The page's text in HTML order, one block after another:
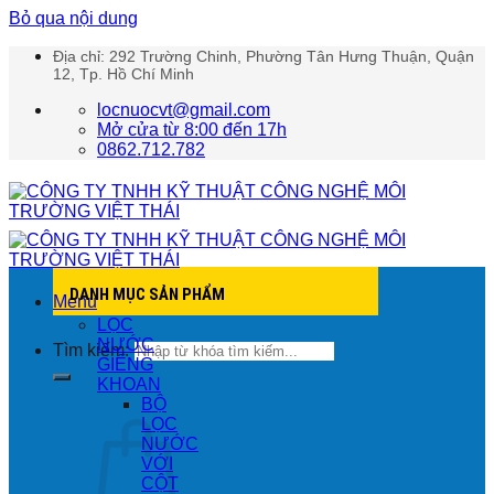
Bỏ qua nội dung
Địa chỉ: 292 Trường Chinh, Phường Tân Hưng Thuận, Quận
12, Tp. Hồ Chí Minh
locnuocvt@gmail.com
Mở cửa từ 8:00 đến 17h
0862.712.782
Menu
Tìm kiếm:
DANH MỤC SẢN PHẨM
LỌC
NƯỚC
GIẾNG
KHOAN
BỘ
LỌC
NƯỚC
VỚI
CỘT